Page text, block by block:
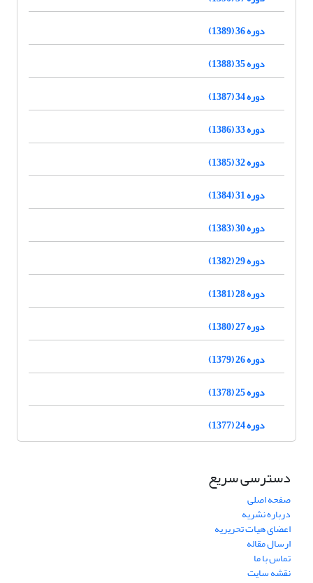
دوره 36 (1389)
دوره 35 (1388)
دوره 34 (1387)
دوره 33 (1386)
دوره 32 (1385)
دوره 31 (1384)
دوره 30 (1383)
دوره 29 (1382)
دوره 28 (1381)
دوره 27 (1380)
دوره 26 (1379)
دوره 25 (1378)
دوره 24 (1377)
دسترسی سریع
صفحه اصلی
درباره نشریه
اعضای هیات تحریریه
ارسال مقاله
تماس با ما
نقشه سایت